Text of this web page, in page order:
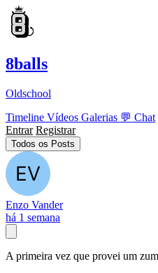
8balls
Oldschool
Timeline Vídeos Galerias 💬 Chat
Entrar Registrar
Todos os Posts
Enzo Vander
há 1 semana
A primeira vez que provei um